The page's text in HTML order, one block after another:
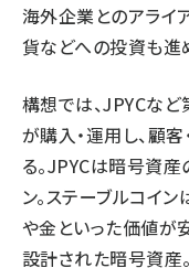
海外企業とのアライ
貨などへの投資も進
構想では、JPYCな
が購入・運用し、顧
る。JPYCは暗号資
ン。ステーブルコイ
や金といった価値が
設計された暗号資産。